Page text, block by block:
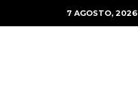
7 AGOSTO, 2026